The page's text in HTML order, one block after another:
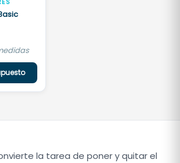
la tarea de poner y quitar el